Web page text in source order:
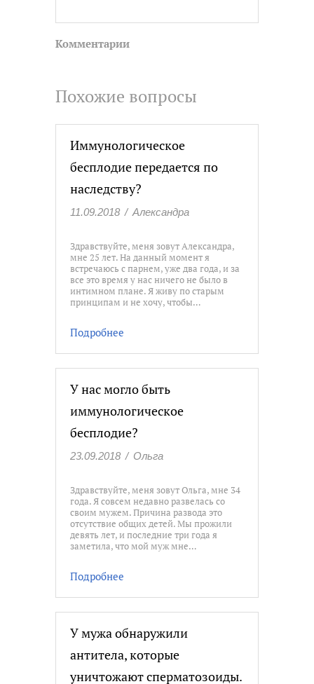
Комментарии
Похожие вопросы
Иммунологическое
бесплодие передается по
наследству?
11.09.2018 / Александра
Здравствуйте, меня зовут Александра,
мне 25 лет. На данный момент я
встречаюсь с парнем, уже два года, и за
все это время у нас ничего не было в
интимном плане. Я живу по старым
принципам и не хочу, чтобы…
Подробнее
У нас могло быть
иммунологическое
бесплодие?
23.09.2018 / Ольга
Здравствуйте, меня зовут Ольга, мне 34
года. Я совсем недавно развелась со
своим мужем. Причина развода это
отсутствие общих детей. Мы прожили
девять лет, и последние три года я
заметила, что мой муж мне…
Подробнее
У мужа обнаружили
антитела, которые
уничтожают сперматозоиды.